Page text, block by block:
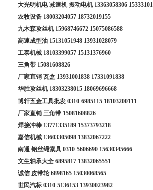
大光明机电 减速机 振动电机 13363058306
农牧设备 18003204057 18732019155
九木森攻丝机 15968746672 15075086588
高速成型油 15131051948 13931028079
工泰机械 18103399057 15131376960
三角带 15081608826
厂家直销 瓦盒 13931001838 17331091838
华胜攻丝机 18303238015 18069696668
博轩五金工具批发 0310-6985115 18103200111
厂家直销 三角带 15081608826
焊接冲棒 13771335189 15373793218
嘉信机械 13603305098 13832067222
南通 钢丝绳索具 0310-5606690 15630345666
文生轴承大全 6895817 13832065551
诚信 皮带轮6898165 15030068565
世民汽标 0310-5136153 13930023982